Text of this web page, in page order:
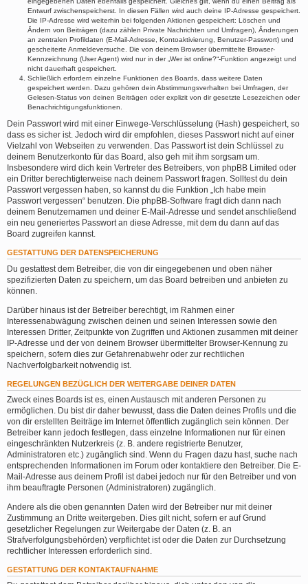
Entwurf zwischenspeicherst. In diesen Fällen wird auch deine IP-Adresse gespeichert.
Die IP-Adresse wird weiterhin bei folgenden Aktionen gespeichert: Löschen und
Ändern von Beiträgen (dazu zählen Private Nachrichten und Umfragen), Änderungen
an zentralen Profildaten (E-Mail-Adresse, Kontoaktivierung, Benutzer-Passwort) und
gescheiterte Anmeldeversuche. Die von deinem Browser übermittelte Browser-
Kennzeichnung (User Agent) wird nur in der „Wer ist online?“-Funktion angezeigt und
nicht dauerhaft gespeichert.
Schließlich erfordern einzelne Funktionen des Boards, dass weitere Daten
gespeichert werden. Dazu gehören dein Abstimmungsverhalten bei Umfragen, der
Gelesen-Status von deinen Beiträgen oder explizit von dir gesetzte Lesezeichen oder
Benachrichtigungsfunktionen.
Dein Passwort wird mit einer Einwege-Verschlüsselung (Hash) gespeichert, so
dass es sicher ist. Jedoch wird dir empfohlen, dieses Passwort nicht auf einer
Vielzahl von Webseiten zu verwenden. Das Passwort ist dein Schlüssel zu
deinem Benutzerkonto für das Board, also geh mit ihm sorgsam um.
Insbesondere wird dich kein Vertreter des Betreibers, von phpBB Limited oder
ein Dritter berechtigterweise nach deinem Passwort fragen. Solltest du dein
Passwort vergessen haben, so kannst du die Funktion „Ich habe mein
Passwort vergessen“ benutzen. Die phpBB-Software fragt dich dann nach
deinem Benutzernamen und deiner E-Mail-Adresse und sendet anschließend
ein neu generiertes Passwort an diese Adresse, mit dem du dann auf das
Board zugreifen kannst.
GESTATTUNG DER DATENSPEICHERUNG
Du gestattest dem Betreiber, die von dir eingegebenen und oben näher
spezifizierten Daten zu speichern, um das Board betreiben und anbieten zu
können.
Darüber hinaus ist der Betreiber berechtigt, im Rahmen einer
Interessenabwägung zwischen deinen und seinen Interessen sowie den
Interessen Dritter, Zeitpunkte von Zugriffen und Aktionen zusammen mit deiner
IP-Adresse und der von deinem Browser übermittelter Browser-Kennung zu
speichern, sofern dies zur Gefahrenabwehr oder zur rechtlichen
Nachverfolgbarkeit notwendig ist.
REGELUNGEN BEZÜGLICH DER WEITERGABE DEINER DATEN
Zweck eines Boards ist es, einen Austausch mit anderen Personen zu
ermöglichen. Du bist dir daher bewusst, dass die Daten deines Profils und die
von dir erstellten Beiträge im Internet öffentlich zugänglich sein können. Der
Betreiber kann jedoch festlegen, dass einzelne Informationen nur für einen
eingeschränkten Nutzerkreis (z. B. andere registrierte Benutzer,
Administratoren etc.) zugänglich sind. Wenn du Fragen dazu hast, suche nach
entsprechenden Informationen im Forum oder kontaktiere den Betreiber. Die E-
Mail-Adresse aus deinem Profil ist dabei jedoch nur für den Betreiber und von
ihm beauftragte Personen (Administratoren) zugänglich.
Andere als die oben genannten Daten wird der Betreiber nur mit deiner
Zustimmung an Dritte weitergeben. Dies gilt nicht, sofern er auf Grund
gesetzlicher Regelungen zur Weitergabe der Daten (z. B. an
Strafverfolgungsbehörden) verpflichtet ist oder die Daten zur Durchsetzung
rechtlicher Interessen erforderlich sind.
GESTATTUNG DER KONTAKTAUFNAHME